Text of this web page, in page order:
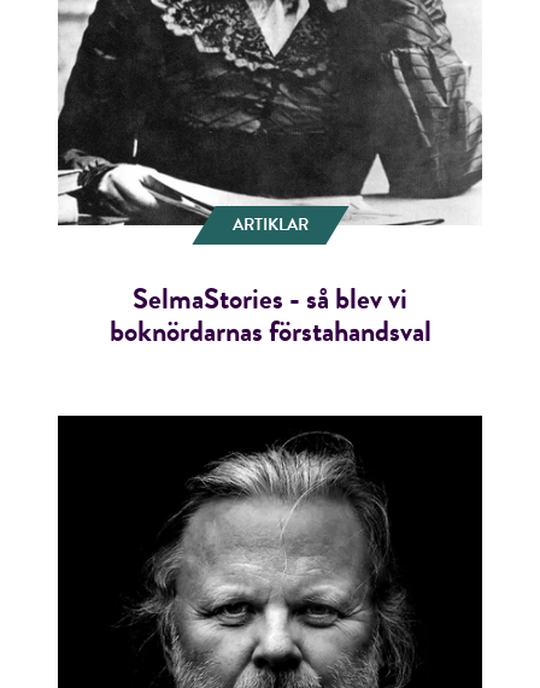
ARTIKLAR
SelmaStories - så blev vi
boknördarnas förstahandsval